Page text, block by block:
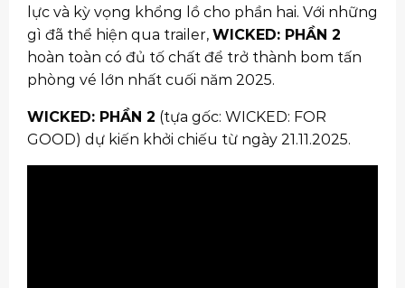
lực và kỳ vọng khổng lồ cho phần hai. Với những
gì đã thể hiện qua trailer, WICKED: PHẦN 2
hoàn toàn có đủ tố chất để trở thành bom tấn
phòng vé lớn nhất cuối năm 2025.
WICKED: PHẦN 2 (tựa gốc: WICKED: FOR
GOOD) dự kiến khởi chiếu từ ngày 21.11.2025.